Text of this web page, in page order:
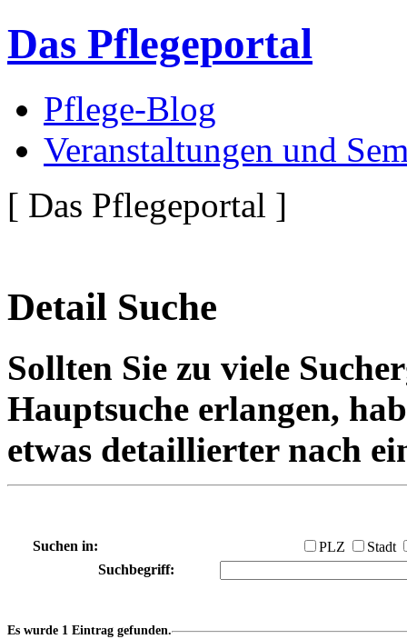
Das Pflegeportal
Pflege-Blog
Veranstaltungen und
[ Das Pflegeportal ]
Detail Suche
Sollten Sie zu viele
Hauptsuche erlangen,
etwas detaillierter nach
Suchen in: PLZ
Stadt
Suchbegriff:
Es wurde 1 Eintrag gefunden.